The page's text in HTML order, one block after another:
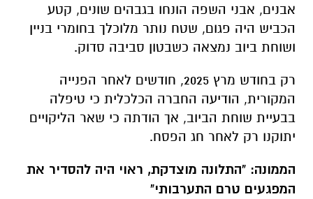
אבנים, אבני השפה הונחו בגבהים שונים, קטע
הכביש היה פגום, שטח נותר מלוכלך בחומרי בניין
ושוחת ביוב נמצאה כשבטון סביבה סדוק.
רק בחודש מרץ 2025, חודשים לאחר הפנייה
המקורית, הודיעה החברה הכלכלית כי טיפלה
בבעיית שוחת הביוב, אך הודתה כי שאר הליקויים
יתוקנו רק לאחר חג הפסח.
הממונה: "התלונה מוצדקת, ראוי היה להסדיר את
המפגעים טרם התערבותי"